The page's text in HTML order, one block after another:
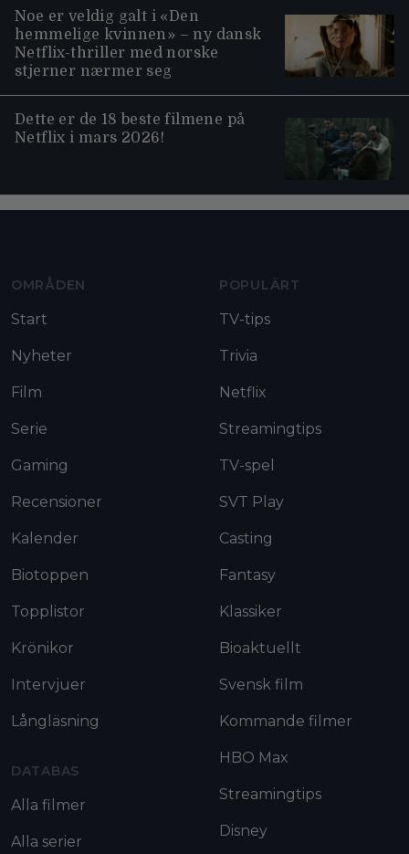
Noe er veldig galt i «Den
hemmelige kvinnen» – ny dansk
Netflix-thriller med norske
stjerner nærmer seg
Dette er de 18 beste filmene på
Netflix i mars 2026!
OMRÅDEN
Start
Nyheter
Film
Serie
Gaming
Recensioner
Kalender
Biotoppen
Topplistor
Krönikor
Intervjuer
Långläsning
DATABAS
Alla filmer
Alla serier
POPULÄRT
TV-tips
Trivia
Netflix
Streamingtips
TV-spel
SVT Play
Casting
Fantasy
Klassiker
Bioaktuellt
Svensk film
Kommande filmer
HBO Max
Streamingtips
Disney